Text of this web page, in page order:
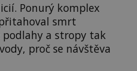
Ponurý komplex
smrt
a stropy tak
proč se návštěva